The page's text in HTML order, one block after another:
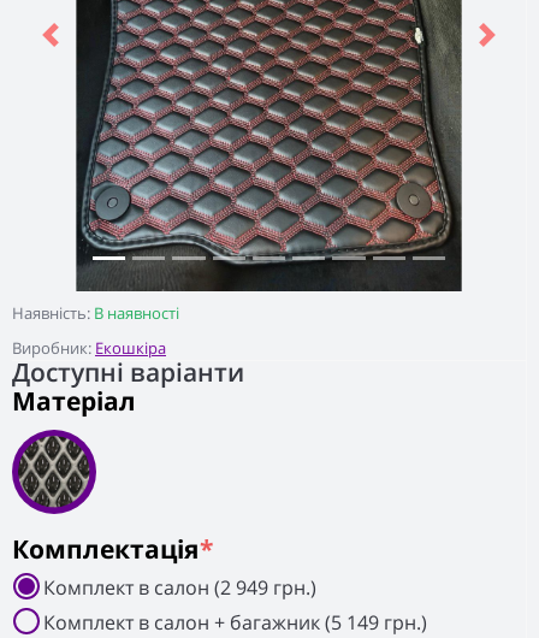
Наявність: В наявності
Виробник: Екошкіра
Previous Next
Доступні варіанти
Матеріал
Комплектація*
Комплект в салон (2 949 грн.)
Комплект в салон + багажник (5 149 грн.)